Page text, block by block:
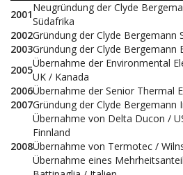
2001
Neugründung der Clyde
Südafrika
2002Gründung der Clyde Bergemann
2003Gründung der Clyde Bergemann
2005
Übernahme der Environmental
UK / Kanada
2006Übernahme der Senior Thermal
2007Gründung der Clyde Bergemann
Übernahme von Delta Ducon /
Finnland
2008Übernahme von Termotec /
Übernahme eines